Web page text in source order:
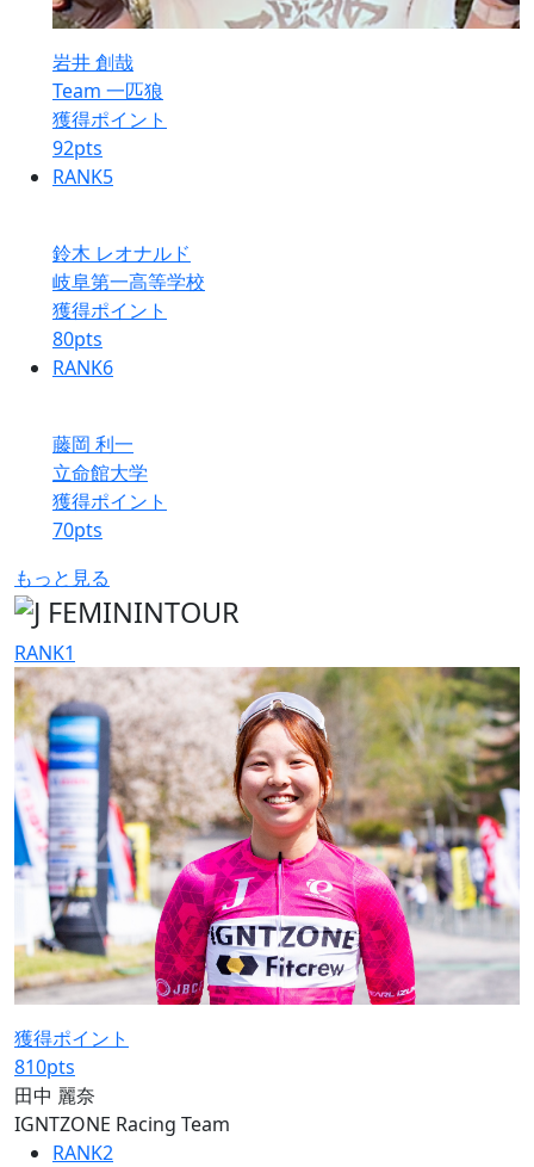
岩井 創哉
Team 一匹狼
獲得ポイント
92pts
RANK5
鈴木 レオナルド
岐阜第一高等学校
獲得ポイント
80pts
RANK6
藤岡 利一
立命館大学
獲得ポイント
70pts
もっと見る
RANK1
獲得ポイント
810pts
田中 麗奈
IGNTZONE Racing Team
RANK2